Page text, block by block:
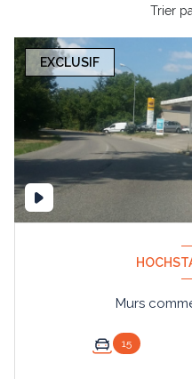
Trier
EXCLUSIF
15